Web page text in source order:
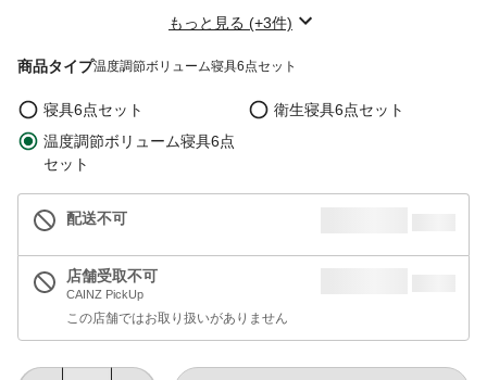
もっと見る (+3件)
商品タイプ温度調節ボリューム寝具6点セット
寝具6点セット
衛生寝具6点セット
温度調節ボリューム寝具6点
セット
配送不可
店舗受取不可
CAINZ PickUp
この店舗ではお取り扱いがありません